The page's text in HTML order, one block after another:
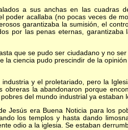
a sus anchas en las cuadras de
poder acallaba (no pocas veces de
garantizaba la sumisión, el
por las penas eternas,
que se pudo ser ciudadano y no ser
la ciencia pudo prescindir de la
y el proletariado, pero la
la abandonaron porque
del mundo industrial ya estaban
era Buena Noticia para los
los templos y hasta dando
odio a la iglesia. Se estaban